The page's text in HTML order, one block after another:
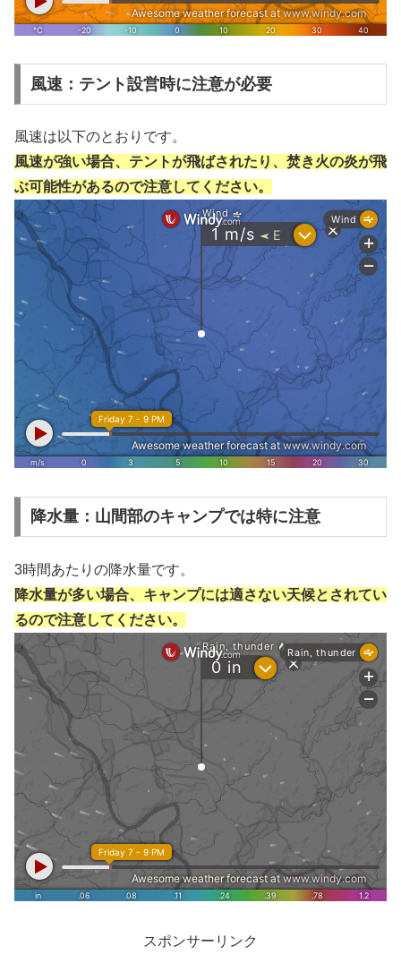
風速：テント設営時に注意が必要
風速は以下のとおりです。
風速が強い場合、テントが飛ばされたり、焚き火の炎が飛
ぶ可能性があるので注意してください。
降水量：山間部のキャンプでは特に注意
3時間あたりの降水量です。
降水量が多い場合、キャンプには適さない天候とされてい
るので注意してください。
スポンサーリンク